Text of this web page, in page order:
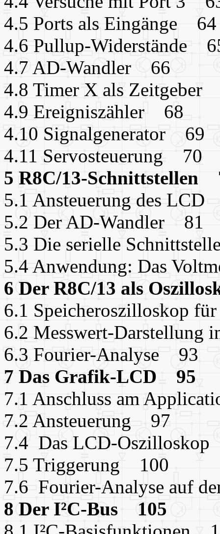
4.5 Ports als Eingänge 64
4.6 Pullup-Widerstände
4.7 AD-Wandler 66
4.8 Timer X als Zeitgeber
4.9 Ereigniszähler 68
4.10 Signalgenerator 69
4.11 Servosteuerung 70
5 R8C/13-Schnittstellen
5.1 Ansteuerung des
5.2 Der AD-Wandler 81
5.3 Die serielle
5.4 Anwendung: Das
6 Der R8C/13 als
6.1 Speicheroszilloskop
6.2 Messwert-
6.3 Fourier-Analyse 93
7 Das Grafik-LCD 95
7.1 Anschluss am
7.2 Ansteuerung 97
7.4 Das LCD-
7.5 Triggerung 100
7.6 Fourier-Analyse auf
8 Der I²C-Bus 105